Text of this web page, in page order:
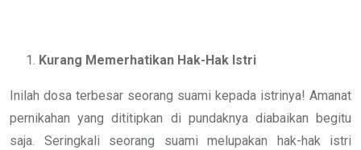
Kurang Memerhatikan Hak-Hak Istri
Inilah dosa terbesar seorang suami kepada istrinya! Amanat
pernikahan yang dititipkan di pundaknya diabaikan begitu
saja. Seringkali seorang suami melupakan hak-hak istri